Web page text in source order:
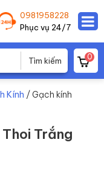
0981958228
Phục vụ 24/7
0
Kính / Gạch kính
Trắng